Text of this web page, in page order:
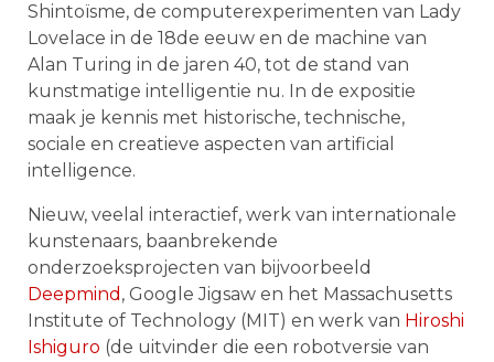
Shintoïsme, de computerexperimenten van Lady
Lovelace in de 18de eeuw en de machine van
Alan Turing in de jaren 40, tot de stand van
kunstmatige intelligentie nu. In de expositie
maak je kennis met historische, technische,
sociale en creatieve aspecten van artificial
intelligence.
Nieuw, veelal interactief, werk van internationale
kunstenaars, baanbrekende
onderzoeksprojecten van bijvoorbeeld
Deepmind , Google Jigsaw en het Massachusetts
Institute of Technology (MIT) en werk van Hiroshi
Ishiguro (de uitvinder die een robotversie van